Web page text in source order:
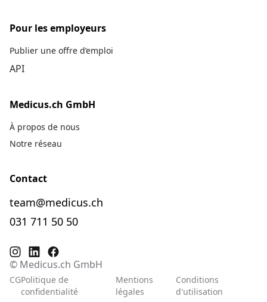
Pour les employeurs
Publier une offre d’emploi
API
Medicus.ch GmbH
À propos de nous
Notre réseau
Contact
team@medicus.ch
031 711 50 50
© Medicus.ch GmbH
CGPolitique de
confidentialité
Mentions
légales
Conditions
d'utilisation